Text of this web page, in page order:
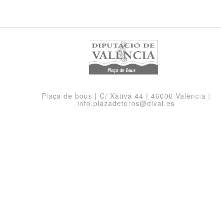
Plaça de bous | C/ Xàtiva 44 | 46006 València |
info.plazadetoros@dival.es